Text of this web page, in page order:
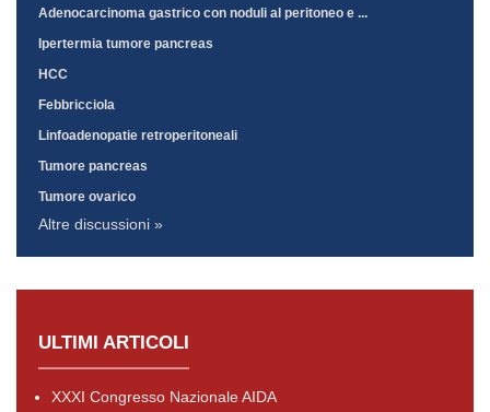
Adenocarcinoma gastrico con noduli al peritoneo e ...
Ipertermia tumore pancreas
HCC
Febbricciola
Linfoadenopatie retroperitoneali
Tumore pancreas
Tumore ovarico
Altre discussioni »
ULTIMI ARTICOLI
XXXI Congresso Nazionale AIDA